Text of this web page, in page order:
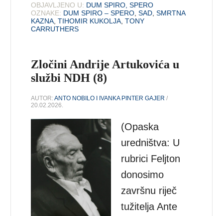
OBJAVLJENO U: DUM SPIRO, SPERO
OZNAKE: DUM SPIRO – SPERO ,SAD ,SMRTNA
KAZNA ,TIHOMIR KUKOLJA ,TONY
CARRUTHERS
Zločini Andrije Artukovića u
službi NDH (8)
AUTOR:ANTO NOBILO I IVANKA PINTER GAJER /
20.02.2026.
(Opaska
uredništva: U
rubrici Feljton
donosimo
završnu riječ
tužitelja Ante